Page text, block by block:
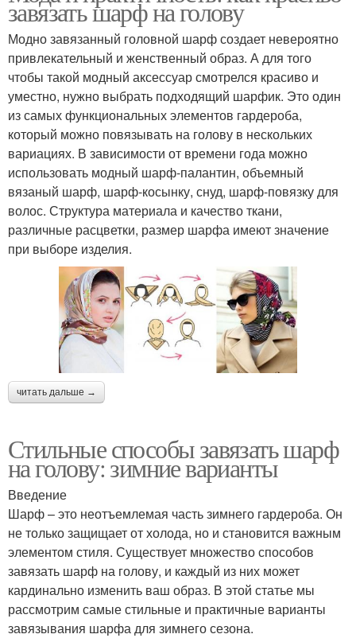
завязать шарф на голову
Модно завязанный головной шарф создает невероятно
привлекательный и женственный образ. А для того
чтобы такой модный аксессуар смотрелся красиво и
уместно, нужно выбрать подходящий шарфик. Это один
из самых функциональных элементов гардероба,
который можно повязывать на голову в нескольких
вариациях. В зависимости от времени года можно
использовать модный шарф-палантин, объемный
вязаный шарф, шарф-косынку, снуд, шарф-повязку для
волос. Структура материала и качество ткани,
различные расцветки, размер шарфа имеют значение
при выборе изделия.
читать дальше →
Стильные способы завязать шарф
на голову: зимние варианты
Введение
Шарф – это неотъемлемая часть зимнего гардероба. Он
не только защищает от холода, но и становится важным
элементом стиля. Существует множество способов
завязать шарф на голову, и каждый из них может
кардинально изменить ваш образ. В этой статье мы
рассмотрим самые стильные и практичные варианты
завязывания шарфа для зимнего сезона.